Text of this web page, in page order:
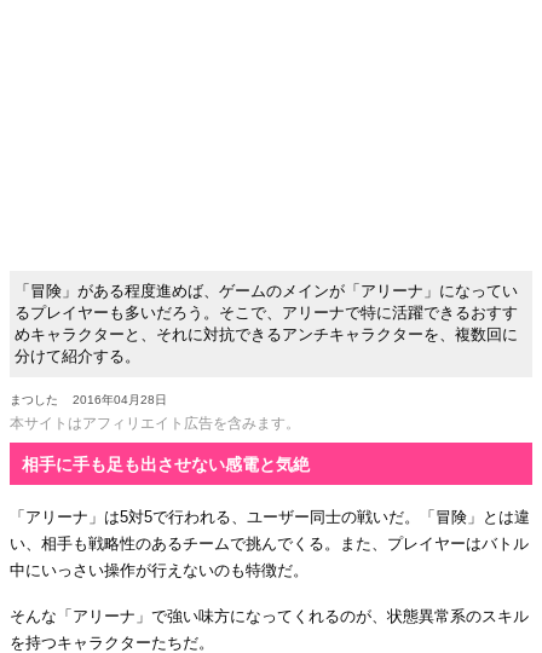
「冒険」がある程度進めば、ゲームのメインが「アリーナ」になってい
るプレイヤーも多いだろう。そこで、アリーナで特に活躍できるおすす
めキャラクターと、それに対抗できるアンチキャラクターを、複数回に
分けて紹介する。
まつした 2016年04月28日
本サイトはアフィリエイト広告を含みます。
相手に手も足も出させない感電と気絶
「アリーナ」は5対5で行われる、ユーザー同士の戦いだ。「冒険」とは違
い、相手も戦略性のあるチームで挑んでくる。また、プレイヤーはバトル
中にいっさい操作が行えないのも特徴だ。
そんな「アリーナ」で強い味方になってくれるのが、状態異常系のスキル
を持つキャラクターたちだ。